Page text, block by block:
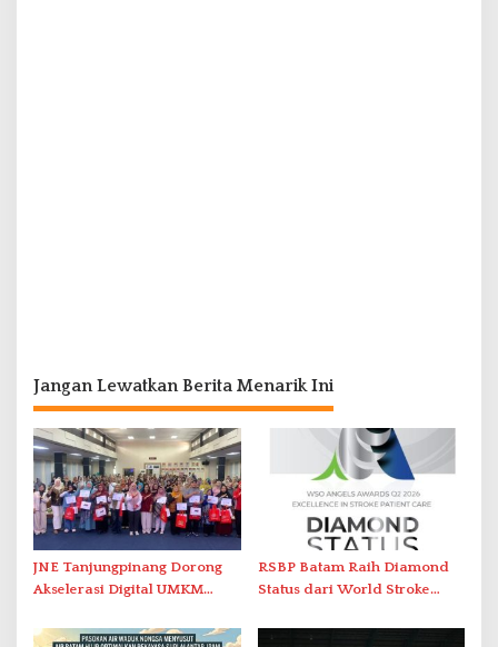
Jangan Lewatkan Berita Menarik Ini
JNE Tanjungpinang Dorong
Akselerasi Digital UMKM
2026
RSBP Batam Raih Diamond
Status dari World Stroke